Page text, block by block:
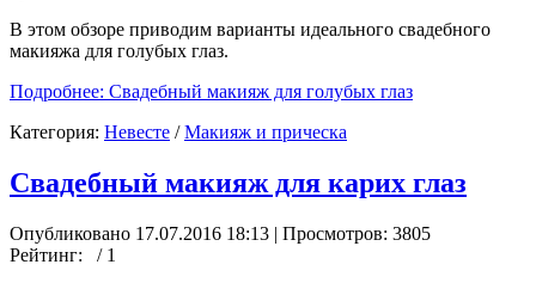
В этом обзоре приводим варианты идеального свадебного
макияжа для голубых глаз.
Подробнее: Свадебный макияж для голубых глаз
Категория: Невесте /Макияж и прическа
Свадебный макияж для карих глаз
Опубликовано 17.07.2016 18:13 | Просмотров: 3805
Рейтинг:
/ 1